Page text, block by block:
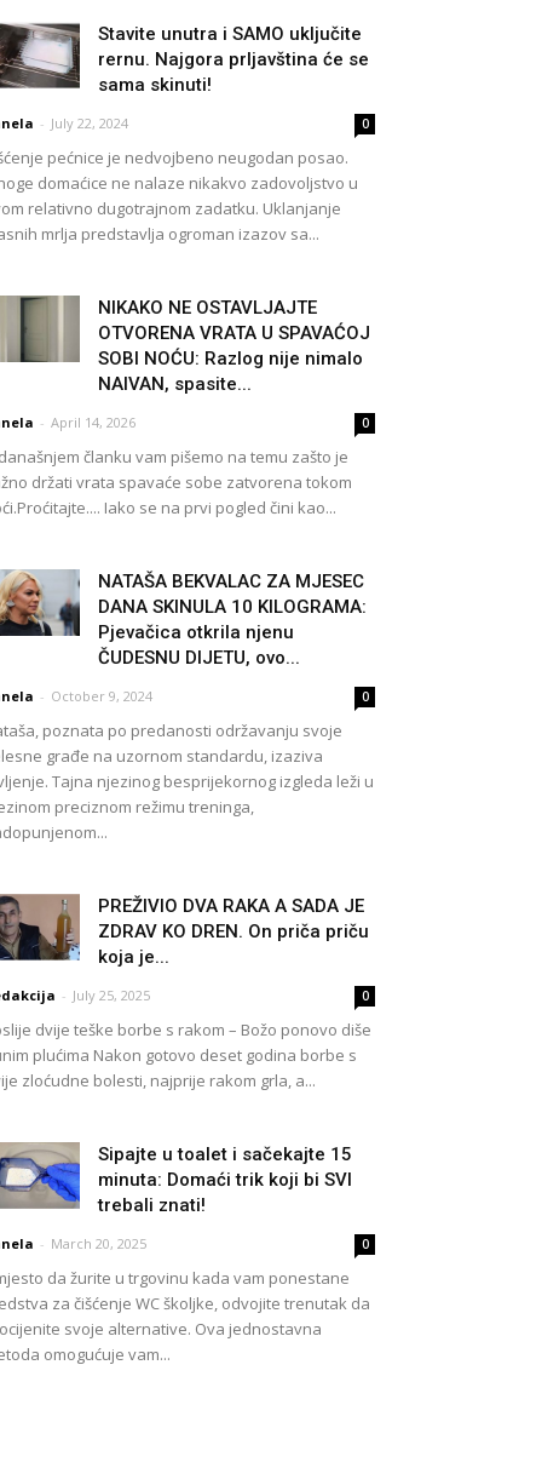
Stavite unutra i SAMO uključite
rernu. Najgora prljavština će se
sama skinuti!
- July 22, 2024 0
pećnice je nedvojbeno neugodan posao.
domaćice ne nalaze nikakvo zadovoljstvo u
relativno dugotrajnom zadatku. Uklanjanje
mrlja predstavlja ogroman izazov sa...
NIKAKO NE OSTAVLJAJTE
OTVORENA VRATA U SPAVAĆOJ
SOBI NOĆU: Razlog nije nimalo
NAIVAN, spasite...
- April 14, 2026 0
članku vam pišemo na temu zašto je
držati vrata spavaće sobe zatvorena tokom
Iako se na prvi pogled čini kao...
NATAŠA BEKVALAC ZA MJESEC
DANA SKINULA 10 KILOGRAMA:
Pjevačica otkrila njenu
ČUDESNU DIJETU, ovo...
- October 9, 2024 0
poznata po predanosti održavanju svoje
građe na uzornom standardu, izaziva
Tajna njezinog besprijekornog izgleda leži u
preciznom režimu treninga,
PREŽIVIO DVA RAKA A SADA JE
ZDRAV KO DREN. On priča priču
koja je...
- July 25, 2025 0
dvije teške borbe s rakom – Božo ponovo diše
plućima Nakon gotovo deset godina borbe s
zloćudne bolesti, najprije rakom grla, a...
Sipajte u toalet i sačekajte 15
minuta: Domaći trik koji bi SVI
trebali znati!
- March 20, 2025 0
da žurite u trgovinu kada vam ponestane
za čišćenje WC školjke, odvojite trenutak da
svoje alternative. Ova jednostavna
omogućuje vam...